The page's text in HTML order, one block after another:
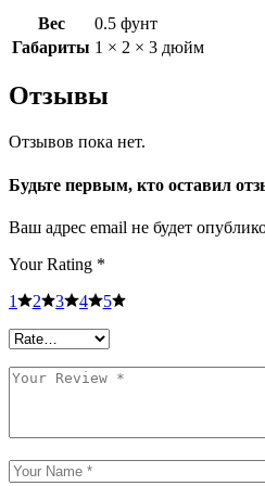
Вес
0.5 фунт
Габариты 1 × 2 × 3 дюйм
Отзывы
Отзывов пока нет.
Будьте первым, кто оставил
Ваш адрес email не будет
Your Rating *
1
2 3 4 5